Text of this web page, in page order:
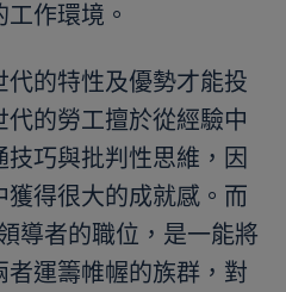
作環境。
的特性及優勢才能投
的勞工擅於從經驗中
巧與批判性思維，因
得很大的成就感。而
導者的職位，是一能將
運籌帷幄的族群，對